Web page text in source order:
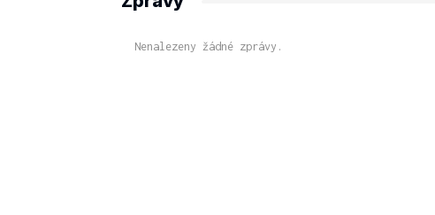
Nenalezeny žádné zprávy.